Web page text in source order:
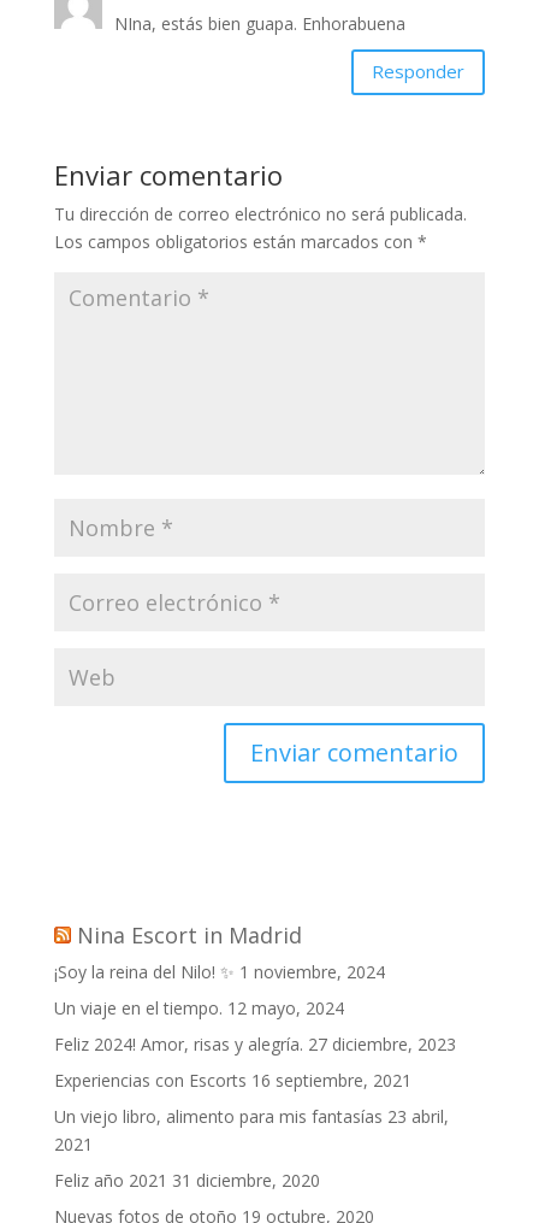
NIna, estás bien guapa. Enhorabuena
Responder
Enviar comentario
Tu dirección de correo electrónico no será publicada.
Los campos obligatorios están marcados con *
Nina Escort in Madrid
¡Soy la reina del Nilo! ✨ 1 noviembre, 2024
Un viaje en el tiempo. 12 mayo, 2024
Feliz 2024! Amor, risas y alegría. 27 diciembre, 2023
Experiencias con Escorts 16 septiembre, 2021
Un viejo libro, alimento para mis fantasías 23 abril,
2021
Feliz año 2021 31 diciembre, 2020
Nuevas fotos de otoño 19 octubre, 2020